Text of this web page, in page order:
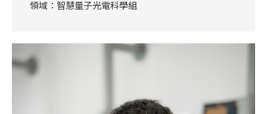
領域：智慧量子光電科學組